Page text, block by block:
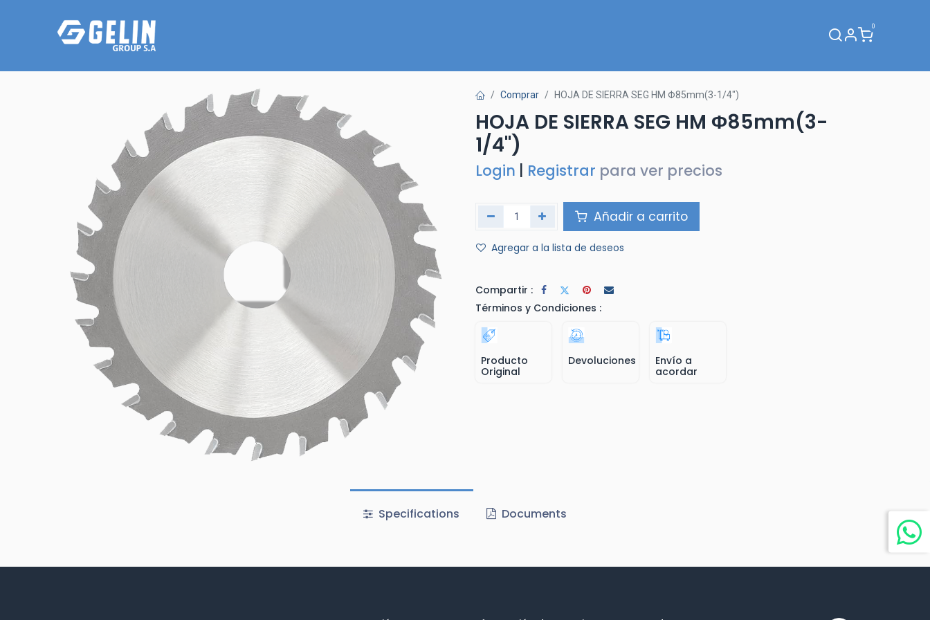
0
Comprar HOJA DE SIERRA SEG HM Φ85mm(3-1/4")
HOJA DE SIERRA SEG HM Φ85mm(3-
1/4")
Login Registrar para ver precios
Añadir a carrito
Agregar a la lista de deseos
Compartir :
Términos y Condiciones :
Producto
Original
Devoluciones
Envío a
acordar
Specifications Documents